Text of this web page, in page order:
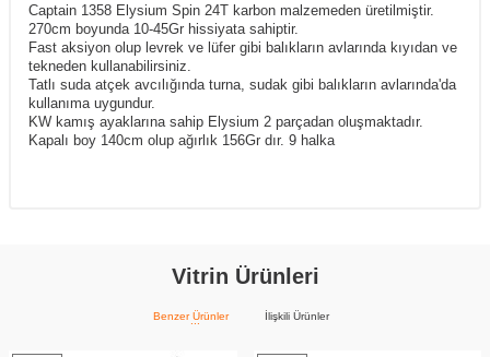
Captain 1358 Elysium Spin 24T karbon malzemeden üretilmiştir.
270cm boyunda 10-45Gr hissiyata sahiptir.
Fast aksiyon olup levrek ve lüfer gibi balıkların avlarında kıyıdan ve
tekneden kullanabilirsiniz.
Tatlı suda atçek avcılığında turna, sudak gibi balıkların avlarında'da
kullanıma uygundur.
KW kamış ayaklarına sahip Elysium 2 parçadan oluşmaktadır.
Kapalı boy 140cm olup ağırlık 156Gr dır. 9 halka
Vitrin Ürünleri
Benzer Ürünler İlişkili Ürünler